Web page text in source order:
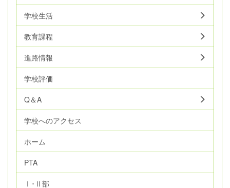
学校生活
教育課程
進路情報
学校評価
Q＆A
学校へのアクセス
ホーム
PTA
Ⅰ･Ⅱ部